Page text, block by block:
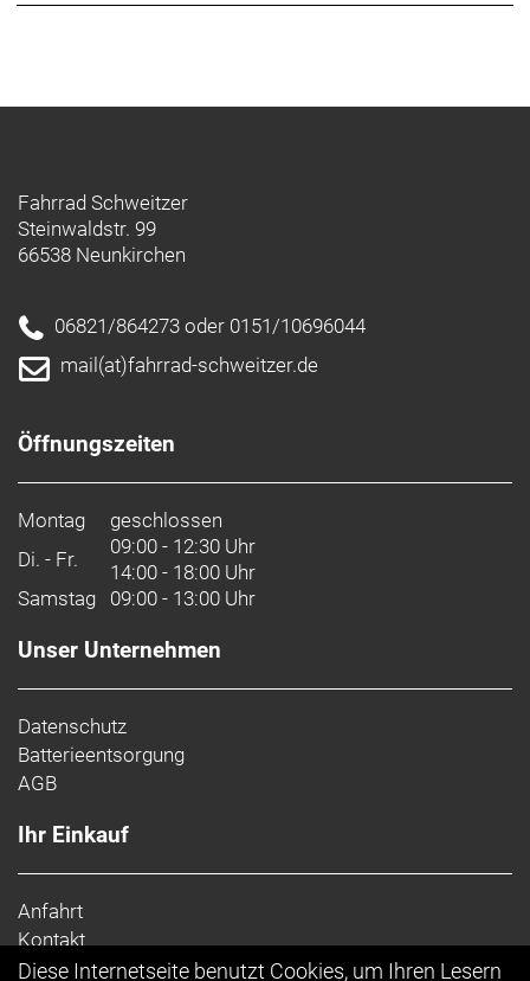
Fahrrad Schweitzer
Steinwaldstr. 99
66538 Neunkirchen
06821/864273 oder 0151/10696044
mail(at)fahrrad-schweitzer.de
Öffnungszeiten
Montag
geschlossen
Di. - Fr.
09:00 - 12:30 Uhr
14:00 - 18:00 Uhr
Samstag 09:00 - 13:00 Uhr
Unser Unternehmen
Datenschutz
Batterieentsorgung
AGB
Ihr Einkauf
Anfahrt
Kontakt
Impressum
Diese Internetseite benutzt Cookies, um Ihren Lesern